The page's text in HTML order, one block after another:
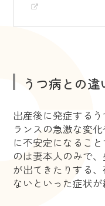
うつ病との違
出産後に発症する
ランスの急激な変
に不安定になるこ
のは妻本人のみで
が出てきたりする
ないといった症状が